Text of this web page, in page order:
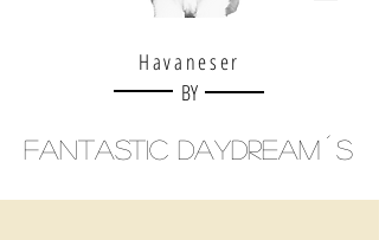
Havaneser
BY
Fantastic Daydream´s